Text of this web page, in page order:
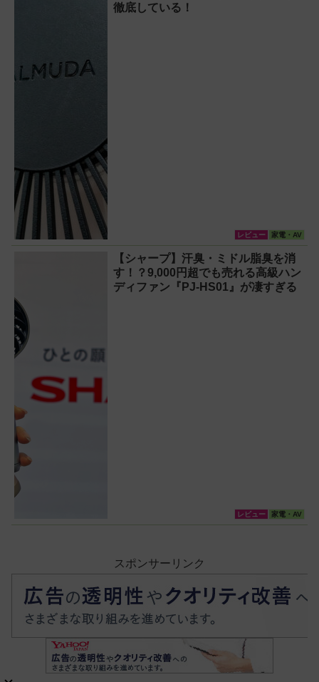
徹底している！
レビュー 家電・AV
【シャープ】汗臭・ミドル脂臭を消
す！？9,000円超でも売れる高級ハン
ディファン『PJ-HS01』が凄すぎる
レビュー 家電・AV
スポンサーリンク